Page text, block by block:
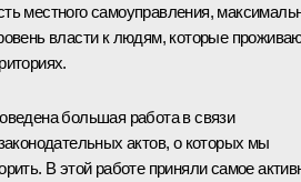
местного самоуправления,
власти к людям, которые
большая работа в связи
актов, о которых мы
В этой работе приняли самое